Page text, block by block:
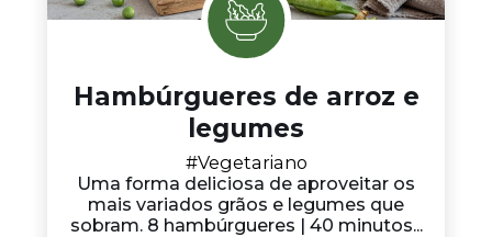
Hambúrgueres de arroz e
legumes
#Vegetariano
Uma forma deliciosa de aproveitar os
mais variados grãos e legumes que
sobram. 8 hambúrgueres | 40 minutos...